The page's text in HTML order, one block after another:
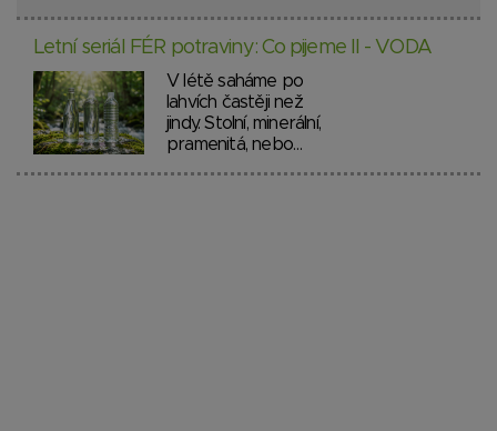
Letní seriál FÉR potraviny: Co pijeme II - VODA
V létě saháme po
lahvích častěji než
jindy. Stolní, minerální,
pramenitá, nebo…